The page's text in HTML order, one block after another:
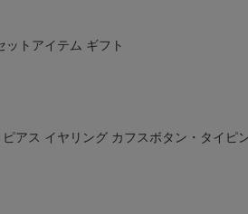
ットアイテム ギフト
ピアス イヤリング カフスボタン・タイピ